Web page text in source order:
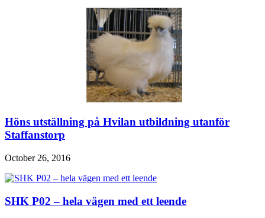
Höns utställning på Hvilan utbildning utanför
Staffanstorp
October 26, 2016
SHK P02 – hela vägen med ett leende